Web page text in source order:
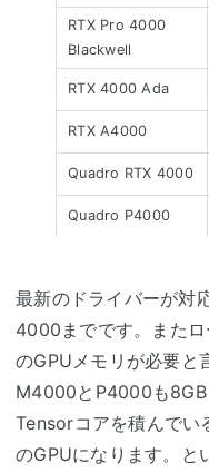
RTX Pro 4000
Blackwell
RTX 4000 Ada
RTX A4000
Quadro RTX 4000
Quadro P4000
Quadro K4000
Quadro 4000
最新のドライバーが対
4000までです。また
のGPUメモリが必要と
M4000とP4000も8GB
Tensorコアを積んで
のGPUになります。